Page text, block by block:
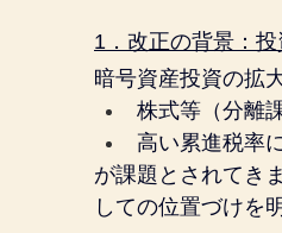
1．改正の背景：
暗号資産投資の拡
株式等（分離
高い累進税率
が課題とされてき
しての位置づけを